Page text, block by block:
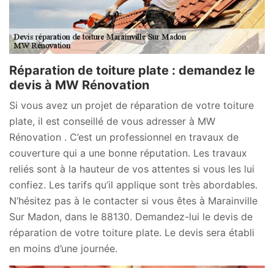
Réparation de toiture plate : demandez le
devis à MW Rénovation
Si vous avez un projet de réparation de votre toiture
plate, il est conseillé de vous adresser à MW
Rénovation . C’est un professionnel en travaux de
couverture qui a une bonne réputation. Les travaux
reliés sont à la hauteur de vos attentes si vous les lui
confiez. Les tarifs qu’il applique sont très abordables.
N’hésitez pas à le contacter si vous êtes à Marainville
Sur Madon, dans le 88130. Demandez-lui le devis de
réparation de votre toiture plate. Le devis sera établi
en moins d’une journée.